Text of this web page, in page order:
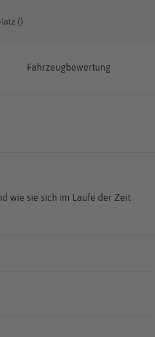
()
Fahrzeugbewertung
wie sie sich im Laufe der Zeit